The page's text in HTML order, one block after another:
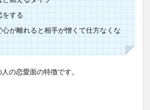
をする
心が離れると相手が憎くて仕方なくな
の恋愛面の特徴です。